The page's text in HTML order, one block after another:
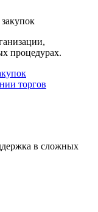
процедурах.
торгов
в сложных